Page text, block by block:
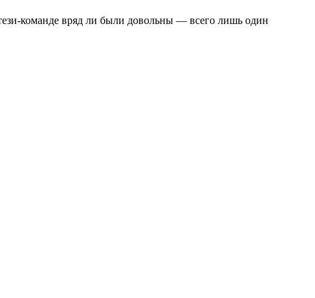
команде вряд ли были довольны — всего лишь один